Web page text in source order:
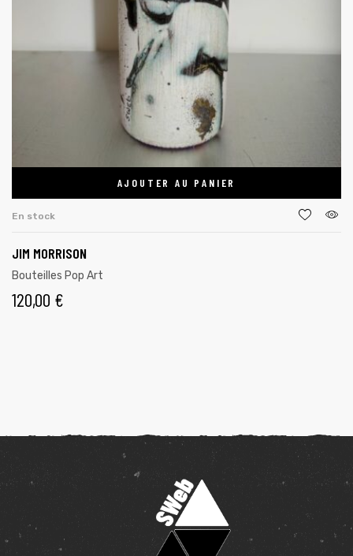
AJOUTER AU PANIER
En stock
JIM MORRISON
Bouteilles Pop Art
120,00 €